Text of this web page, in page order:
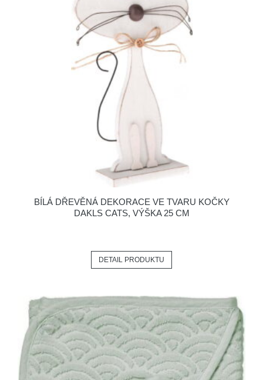
BÍLÁ DŘEVĚNÁ DEKORACE VE TVARU KOČKY
DAKLS CATS, VÝŠKA 25 CM
DETAIL PRODUKTU